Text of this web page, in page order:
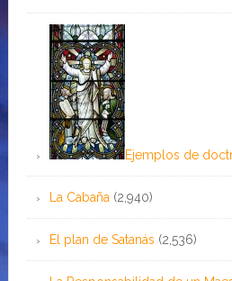
Ejemplos de
La Cabaña (2,940)
El plan de Satanás (2,536)